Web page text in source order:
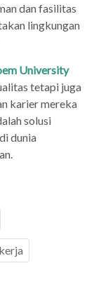
dan fasilitas
lingkungan
University
tetapi juga
karier mereka
solusi
dunia